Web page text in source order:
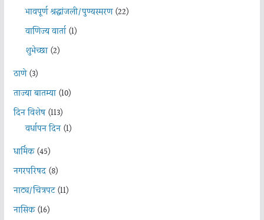
भावपूर्ण श्रद्धांजली/पुण्यस्मरण(22)
वाणिज्य वार्ता(1)
शुभेच्छा(2)
ठाणे(3)
ताज्या बातम्या(10)
दिन विशेष(113)
वर्धापन दिन(1)
धार्मिक(45)
नगरपरिषद(8)
नाट्य/चित्रपट(11)
नासिक(16)